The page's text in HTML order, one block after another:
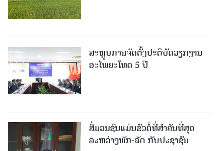
ສະຫຼຸບການຈັດຕັ້ງປະຕິບັດວຽກງານ
ອະໄພຍະໂທດ 5 ປີ
ສື່ມວນຊົນແມ່ນຂົວຕໍ່ທີ່ສໍາຄັນທີ່ສຸດ
ລະຫວ່າງພັກ-ລັດ ກັບປະຊາຊົນ